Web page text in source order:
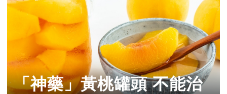
「神藥」黃桃罐頭 不能治